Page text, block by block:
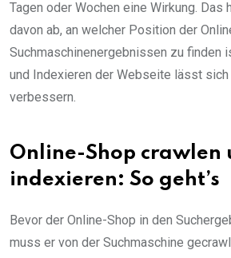
Tagen oder Wochen eine Wirkung. Das
davon ab, an welcher Position der
Suchmaschinenergebnissen zu finden
und Indexieren der Webseite lässt sich
verbessern.
Online-Shop crawlen
indexieren: So geht’s
Bevor der Online-Shop in den
muss er von der Suchmaschine